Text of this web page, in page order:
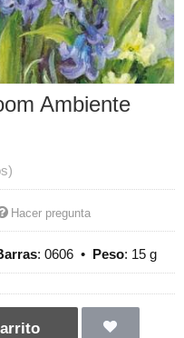
Ambiente
Hacer pregunta
: 0606 • Peso: 15 g